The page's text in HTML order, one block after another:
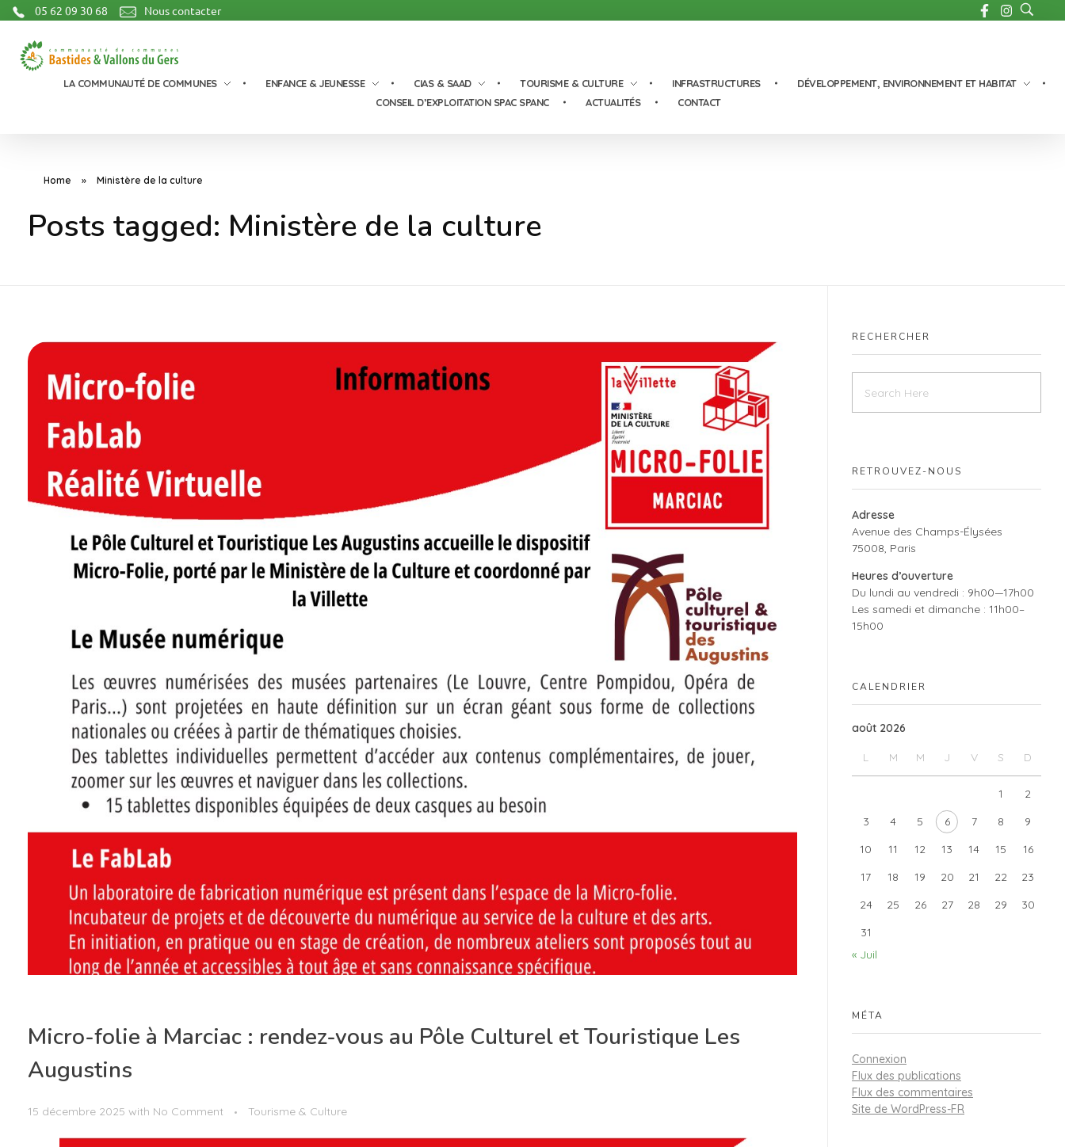
05 62 09 30 68 Nous contacter
LA COMMUNAUTÉ DE COMMUNES ENFANCE & JEUNESSE CIAS & SAAD TOURISME & CULTURE INFRASTRUCTURES
DÉVELOPPEMENT, ENVIRONNEMENT ET HABITAT
CONSEIL D’EXPLOITATION SPAC SPANC
ACTUALITÉS CONTACT
Home » Ministère de la culture
Posts tagged: Ministère de la culture
Micro-folie à Marciac : rendez-vous au Pôle Culturel et Touristique Les
Augustins
15 décembre 2025 with No Comment Tourisme & Culture
RECHERCHER
RETROUVEZ-NOUS
Adresse
Avenue des Champs-Élysées
75008, Paris
Heures d’ouverture
Du lundi au vendredi : 9h00—17h00
Les samedi et dimanche : 11h00–
15h00
CALENDRIER
août 2026
L M M J V S D
1
2
3
4 5 6 7 8
9
10
11 12 13 14 15
16
17
18 19 20 21 22
23
24
25 26 27 28 29
30
31
« Juil
MÉTA
Connexion
Flux des publications
Flux des commentaires
Site de WordPress-FR